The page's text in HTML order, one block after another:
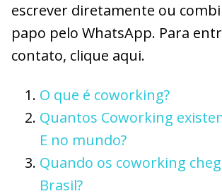
escrever diretamente ou
papo pelo WhatsApp. Para
contato, clique aqui.
O que é coworking?
Quantos Coworking
E no mundo?
Quando os coworking
Brasil?